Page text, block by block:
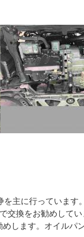
主に行っています
交換をお勧めして
します。オイルパ